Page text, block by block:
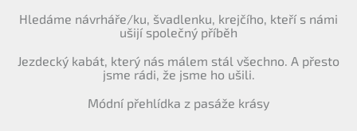
Hledáme návrháře/ku, švadlenku, krejčího, kteří s námi
ušijí společný příběh
Jezdecký kabát, který nás málem stál všechno. A přesto
jsme rádi, že jsme ho ušili.
Módní přehlídka z pasáže krásy